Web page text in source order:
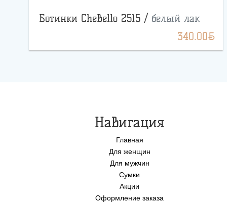
Ботинки CheBello 2515 / белый лак
340.00BYN
Навигация
Главная
Для женщин
Для мужчин
Сумки
Акции
Оформление заказа